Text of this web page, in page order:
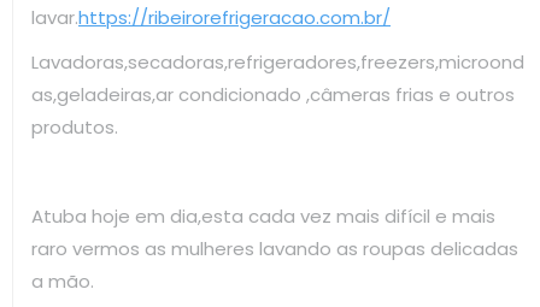
lavar.https://ribeirorefrigeracao.com.br/
Lavadoras,secadoras,refrigeradores,freezers,microond
as,geladeiras,ar condicionado ,câmeras frias e outros
produtos.
Atuba hoje em dia,esta cada vez mais difícil e mais
raro vermos as mulheres lavando as roupas delicadas
a mão.